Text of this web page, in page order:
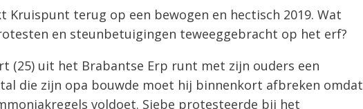
Kruispunt terug op een bewogen en hectisch 2019. Wat
en steunbetuigingen teweeggebracht op het erf?
(25) uit het Brabantse Erp runt met zijn ouders een
die zijn opa bouwde moet hij binnenkort afbreken omdat
voldoet. Siebe protesteerde bij het